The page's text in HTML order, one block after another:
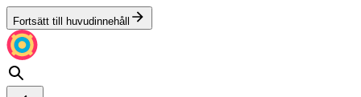
Fortsätt till huvudinnehåll